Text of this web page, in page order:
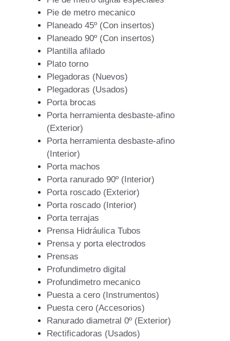
Pie de metro mecanico
Planeado 45º (Con insertos)
Planeado 90º (Con insertos)
Plantilla afilado
Plato torno
Plegadoras (Nuevos)
Plegadoras (Usados)
Porta brocas
Porta herramienta desbaste-afino
(Exterior)
Porta herramienta desbaste-afino
(Interior)
Porta machos
Porta ranurado 90º (Interior)
Porta roscado (Exterior)
Porta roscado (Interior)
Porta terrajas
Prensa Hidráulica Tubos
Prensa y porta electrodos
Prensas
Profundimetro digital
Profundimetro mecanico
Puesta a cero (Instrumentos)
Puesta cero (Accesorios)
Ranurado diametral 0º (Exterior)
Rectificadoras (Usados)